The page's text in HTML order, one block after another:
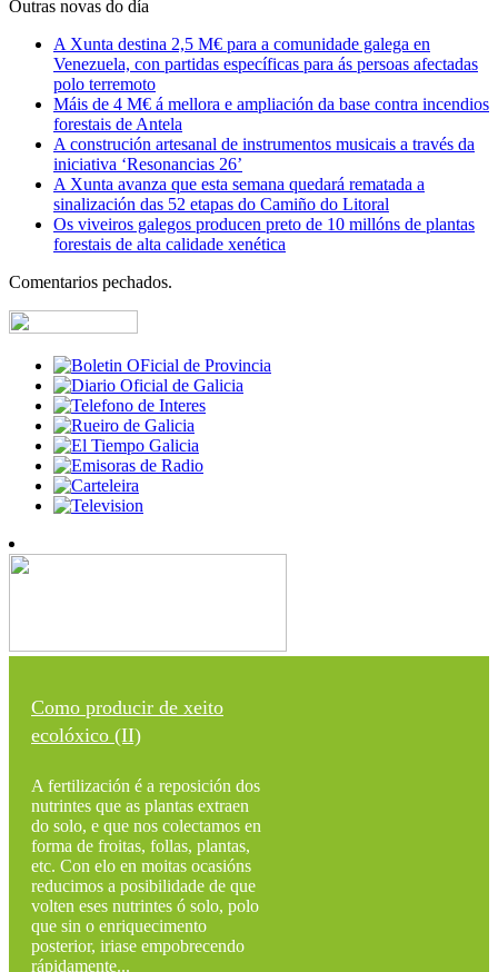
Outras novas do día
A Xunta destina 2,5 M€ para a comunidade galega en
Venezuela, con partidas específicas para ás persoas afectadas
polo terremoto
Máis de 4 M€ á mellora e ampliación da base contra incendios
forestais de Antela
A construción artesanal de instrumentos musicais a través da
iniciativa ‘Resonancias 26’
A Xunta avanza que esta semana quedará rematada a
sinalización das 52 etapas do Camiño do Litoral
Os viveiros galegos producen preto de 10 millóns de plantas
forestais de alta calidade xenética
Comentarios pechados.
Como producir de xeito
ecolóxico (II)
A fertilización é a reposición dos
nutrintes que as plantas extraen
do solo, e que nos colectamos en
forma de froitas, follas, plantas,
etc. Con elo en moitas ocasións
reducimos a posibilidade de que
volten eses nutrintes ó solo, polo
que sin o enriquecimento
posterior, iriase empobrecendo
rápidamente...